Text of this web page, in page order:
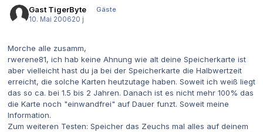
Gast TigerByte
Gäste
10. Mai 200620 j
Morche alle zusamm,
rwerene81, ich hab keine Ahnung wie alt deine Speicherkarte ist
aber vielleicht hast du ja bei der Speicherkarte die Halbwertzeit
erreicht, die solche Karten heutzutage haben. Soweit ich weiß liegt
das so ca. bei 1.5 bis 2 Jahren. Danach ist es nicht mehr 100% das
die Karte noch "einwandfrei" auf Dauer funzt. Soweit meine
Information.
Zum weiteren Testen: Speicher das Zeuchs mal alles auf deinem